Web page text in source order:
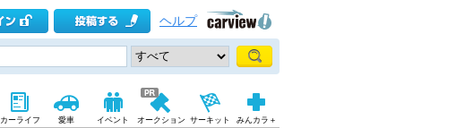
ヘルプ
カーライフ 愛車 イベント オークション サーキット みんカラ＋